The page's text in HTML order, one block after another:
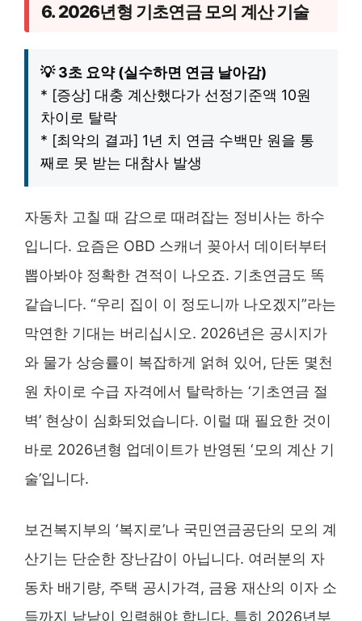
6. 2026년형 기초연금 모의 계산 기술
💡 3초 요약 (실수하면 연금 날아감)
* [증상] 대충 계산했다가 선정기준액 10원
차이로 탈락
* [최악의 결과] 1년 치 연금 수백만 원을 통
째로 못 받는 대참사 발생
자동차 고칠 때 감으로 때려잡는 정비사는 하수
입니다. 요즘은 OBD 스캐너 꽂아서 데이터부터
뽑아봐야 정확한 견적이 나오죠. 기초연금도 똑
같습니다. “우리 집이 이 정도니까 나오겠지”라는
막연한 기대는 버리십시오. 2026년은 공시지가
와 물가 상승률이 복잡하게 얽혀 있어, 단돈 몇천
원 차이로 수급 자격에서 탈락하는 ‘기초연금 절
벽’ 현상이 심화되었습니다. 이럴 때 필요한 것이
바로 2026년형 업데이트가 반영된 ‘모의 계산 기
술’입니다.
보건복지부의 ‘복지로’나 국민연금공단의 모의 계
산기는 단순한 장난감이 아닙니다. 여러분의 자
동차 배기량, 주택 공시가격, 금융 재산의 이자 소
득까지 낱낱이 입력해야 합니다. 특히 2026년부